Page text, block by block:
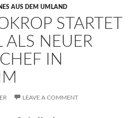
AUS DEM UMLAND
STARTET
ALS NEUER
IN
LEAVE A COMMENT